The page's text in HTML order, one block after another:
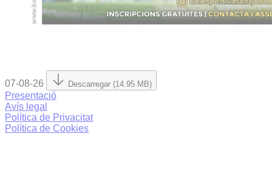
07-08-26 Descarregar (14.95 MB)
Presentació
Avís legal
Política de Privacitat
Política de Cookies